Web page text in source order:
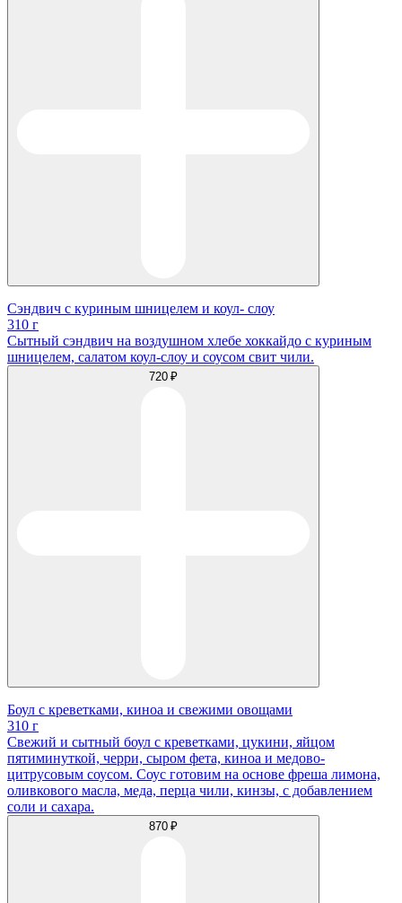
Сэндвич с куриным шницелем и коул- слоу
310 г
Сытный сэндвич на воздушном хлебе хоккайдо с куриным
шницелем, салатом коул-слоу и соусом свит чили.
720 ₽
Боул с креветками, киноа и свежими овощами
310 г
Свежий и сытный боул с креветками, цукини, яйцом
пятиминуткой, черри, сыром фета, киноа и медово-
цитрусовым соусом. Соус готовим на основе фреша лимона,
оливкового масла, меда, перца чили, кинзы, с добавлением
соли и сахара.
870 ₽